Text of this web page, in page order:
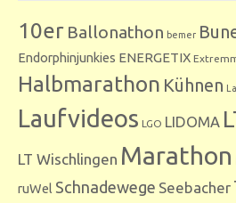
10er Ballonathon bemer
Endorphinjunkies ENERGETIX
Halbmarathon Kühnen
Laufvideos LGO LIDOMA
LT Wischlingen Marathon
ruWel Schnadewege Seebacher